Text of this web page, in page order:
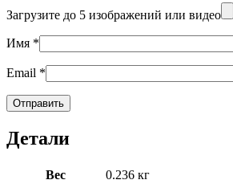
Загрузите до 5 изображений или видео
Имя *
Email *
Детали
Вес 0.236 кг